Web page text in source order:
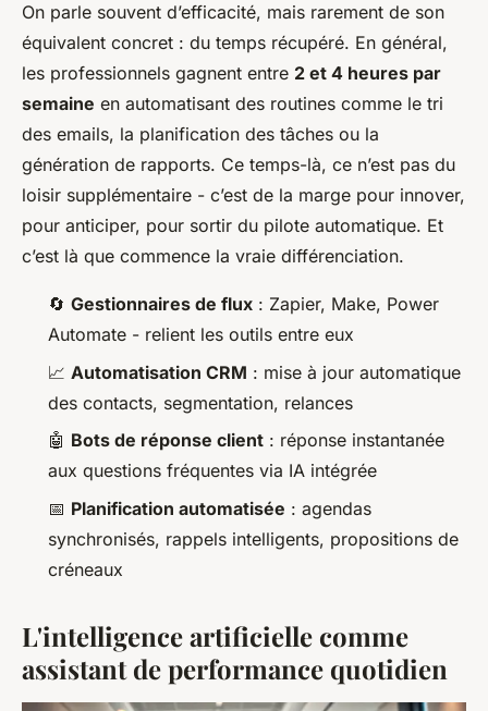
On parle souvent d’efficacité, mais rarement de son
équivalent concret : du temps récupéré. En général,
les professionnels gagnent entre 2 et 4 heures par
semaine en automatisant des routines comme le tri
des emails, la planification des tâches ou la
génération de rapports. Ce temps-là, ce n’est pas du
loisir supplémentaire - c’est de la marge pour innover,
pour anticiper, pour sortir du pilote automatique. Et
c’est là que commence la vraie différenciation.
🔄 Gestionnaires de flux : Zapier, Make, Power
Automate - relient les outils entre eux
📈 Automatisation CRM : mise à jour automatique
des contacts, segmentation, relances
🤖 Bots de réponse client : réponse instantanée
aux questions fréquentes via IA intégrée
📅 Planification automatisée : agendas
synchronisés, rappels intelligents, propositions de
créneaux
L'intelligence artificielle comme
assistant de performance quotidien